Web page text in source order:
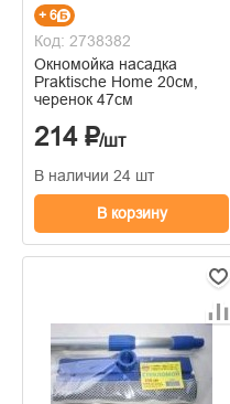
+ 6
Код: 2738382
Окномойка насадка
Praktische Home 20см,
черенок 47см
214 ₽/шт
В наличии 24 шт
В корзину